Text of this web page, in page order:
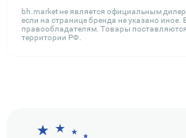
bh.market не является официальным
если на странице бренда не указано
правообладателям. Товары
территории РФ.